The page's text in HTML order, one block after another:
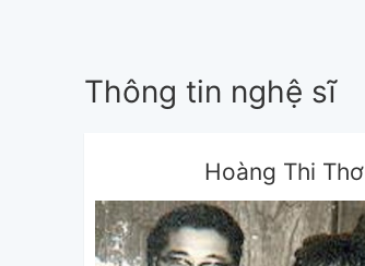
Thông tin nghệ sĩ
Hoàng Thi Thơ